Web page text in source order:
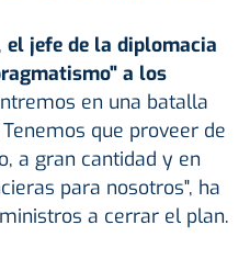
el jefe de la diplomacia
a los
en una batalla
que proveer de
a gran cantidad y en
para nosotros", ha
a cerrar el plan.